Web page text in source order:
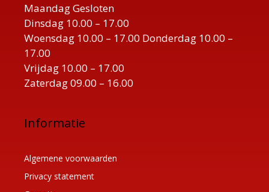
Maandag Gesloten
Dinsdag 10.00 – 17.00
Woensdag 10.00 – 17.00 Donderdag 10.00 –
17.00
Vrijdag 10.00 – 17.00
Zaterdag 09.00 – 16.00
Informatie
Algemene voorwaarden
Privacy statement